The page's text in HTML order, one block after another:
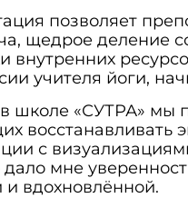
позволяет
щедрое деление
внутренних
учителя йоги,
школе «СУТРА»
с
мне
и вдохновлённой.